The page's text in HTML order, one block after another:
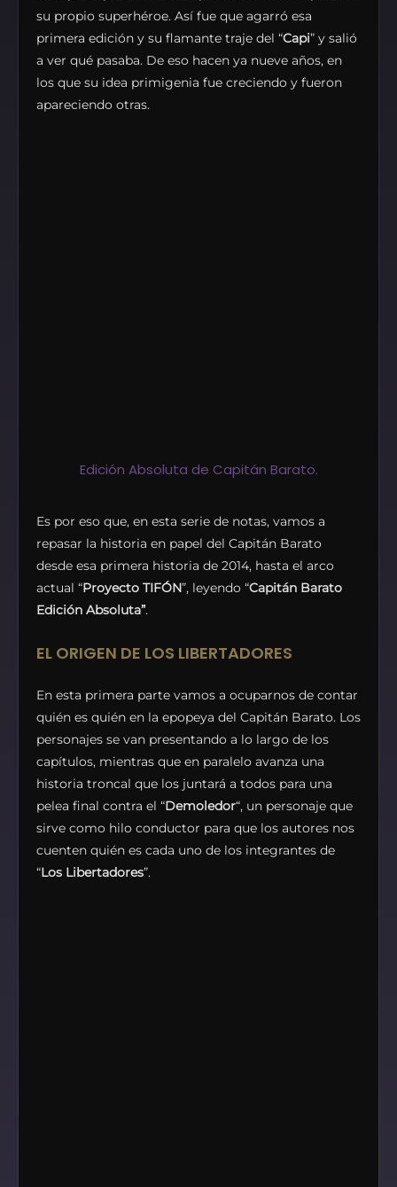
su propio superhéroe. Así fue que agarró esa
primera edición y su flamante traje del “Capi” y salió
a ver qué pasaba. De eso hacen ya nueve años, en
los que su idea primigenia fue creciendo y fueron
apareciendo otras.
Edición Absoluta de Capitán Barato.
Es por eso que, en esta serie de notas, vamos a
repasar la historia en papel del Capitán Barato
desde esa primera historia de 2014, hasta el arco
actual “Proyecto TIFÓN”, leyendo “Capitán Barato
Edición Absoluta”.
EL ORIGEN DE LOS LIBERTADORES
En esta primera parte vamos a ocuparnos de contar
quién es quién en la epopeya del Capitán Barato. Los
personajes se van presentando a lo largo de los
capítulos, mientras que en paralelo avanza una
historia troncal que los juntará a todos para una
pelea final contra el “Demoledor“, un personaje que
sirve como hilo conductor para que los autores nos
cuenten quién es cada uno de los integrantes de
“Los Libertadores”.